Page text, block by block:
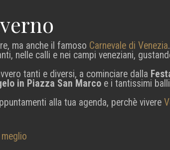
ma anche il famoso Carnevale di Venezia
nelle calli e nei campi veneziani,
tanti e diversi, a cominciare dalla
in Piazza San Marco e i tantissimi
alla tua agenda, perchè vivere